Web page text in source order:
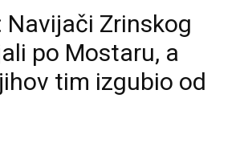
Navijači Zrinskog
po Mostaru, a
tim izgubio od